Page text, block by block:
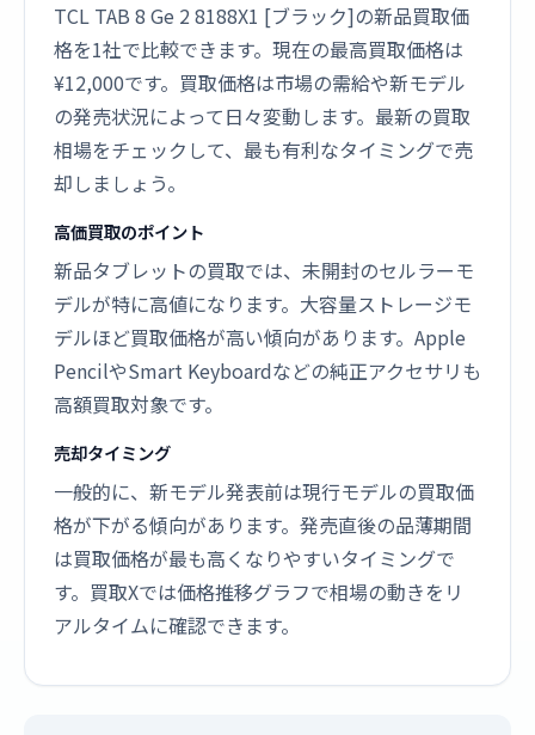
TCL TAB 8 Ge 2 8188X1 [ブラック]の新品買取価
格を1社で比較できます。現在の最高買取価格は
¥12,000です。買取価格は市場の需給や新モデル
の発売状況によって日々変動します。最新の買取
相場をチェックして、最も有利なタイミングで売
却しましょう。
高価買取のポイント
新品タブレットの買取では、未開封のセルラーモ
デルが特に高値になります。大容量ストレージモ
デルほど買取価格が高い傾向があります。Apple
PencilやSmart Keyboardなどの純正アクセサリも
高額買取対象です。
売却タイミング
一般的に、新モデル発表前は現行モデルの買取価
格が下がる傾向があります。発売直後の品薄期間
は買取価格が最も高くなりやすいタイミングで
す。買取Xでは価格推移グラフで相場の動きをリ
アルタイムに確認できます。